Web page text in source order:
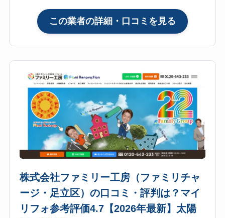
ミ・
判
は？
マ
イ
リ
フ
ォ
参
考
評
価
4.8【2026
年
最
新】
この業者の詳細・口コミを見る
株
式
会
ジ
ョ
イ
フ
ル
（東
京
本
社・
葛
飾
株式会社ファミリー工房（ファミリチャ
ージ・足立区）の口コミ・評判は？マイ
リフォ参考評価4.7【2026年最新】太陽